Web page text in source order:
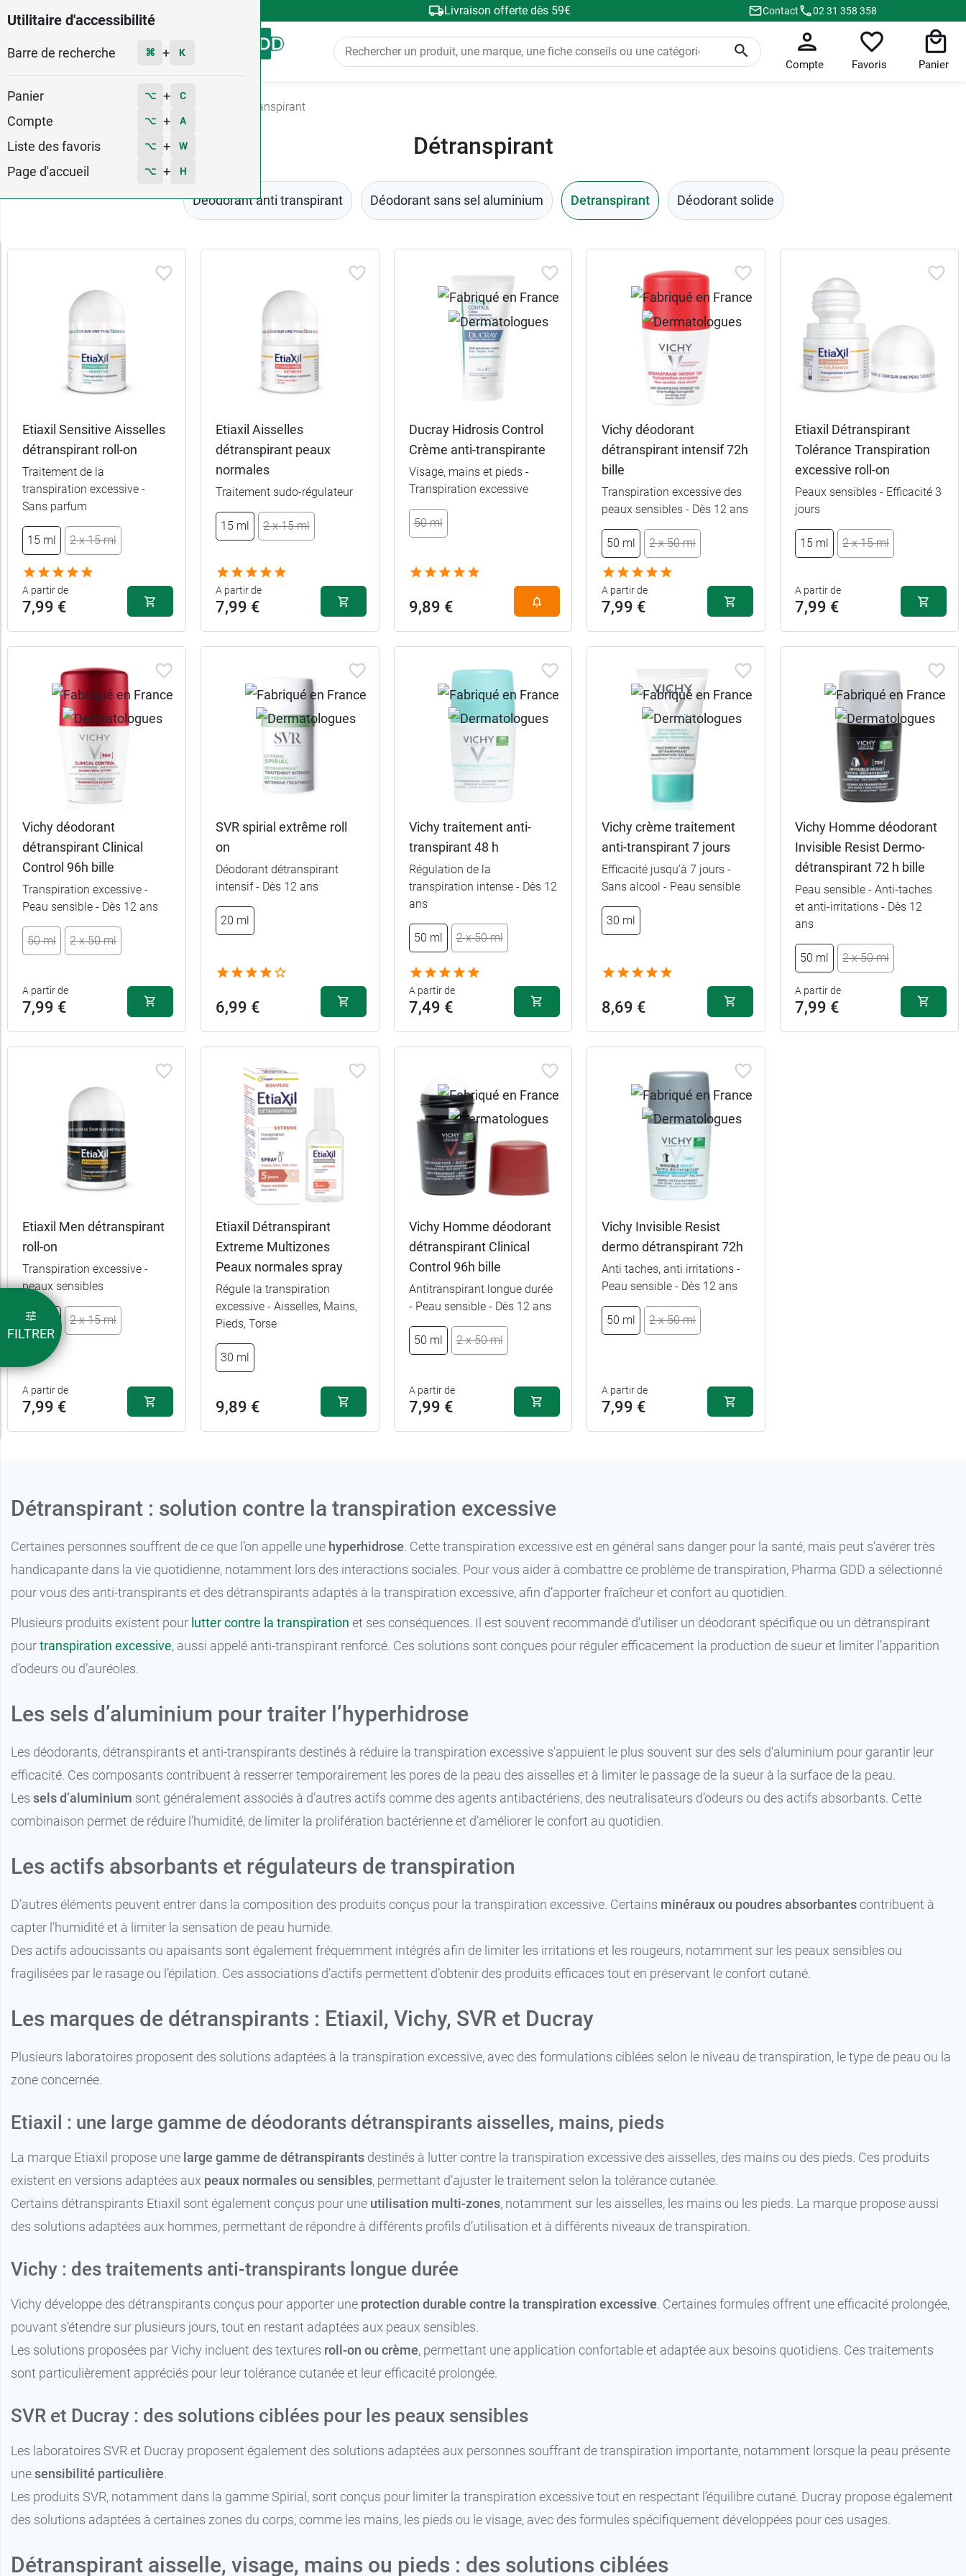
Utilitaire d'accessibilité
Barre de recherche ⌘ + K
Panier ⌥ + C
Compte ⌥ + A
Liste des favoris ⌥ + W
Page d'accueil ⌥ + H
Livraison offerte dès 59€ Contact 02 31 358 358
Menu
Compte Favoris Panier
Detranspirant
Détranspirant
Déodorant anti transpirant Déodorant sans sel aluminium Detranspirant Déodorant solide
Par défaut
Gamme
Marques
Fabriqué
France
Recommandé
Sexe
FILTRER
Etiaxil Sensitive Aisselles
détranspirant roll-on
Traitement de la
transpiration excessive -
Sans parfum
15 ml 2 x 15 ml
A partir de
7,99 €
2 x 15 ml 15,99 €
Etiaxil Aisselles
détranspirant peaux
normales
Traitement sudo-régulateur
15 ml 2 x 15 ml
A partir de
7,99 €
15 ml
Ducray Hidrosis Control
Crème anti-transpirante
Visage, mains et pieds -
Transpiration excessive
50 ml
9,89 €
Vichy déodorant
détranspirant intensif 72h
bille
Transpiration excessive des
peaux sensibles - Dès 12 ans
50 ml 2 x 50 ml
A partir de
7,99 €
50 ml
Etiaxil Détranspirant
Tolérance Transpiration
excessive roll-on
Peaux sensibles - Efficacité 3
jours
15 ml 2 x 15 ml
A partir de
7,99 €
2 x 15 ml 15,99 €
Vichy déodorant
détranspirant Clinical
Control 96h bille
Transpiration excessive -
Peau sensible - Dès 12 ans
50 ml 2 x 50 ml
A partir de
7,99 €
50 ml 7,99 €
2 x 50 ml
SVR spirial extrême roll
on
Déodorant détranspirant
intensif - Dès 12 ans
20 ml
6,99 €
Vichy traitement anti-
transpirant 48 h
Régulation de la
transpiration intense - Dès 12
ans
50 ml 2 x 50 ml
A partir de
7,49 €
2 x 50 ml 12,99 €
Vichy crème traitement
anti-transpirant 7 jours
Efficacité jusqu’à 7 jours -
Sans alcool - Peau sensible
30 ml
8,69 €
Vichy Homme déodorant
Invisible Resist Dermo-
détranspirant 72 h bille
Peau sensible - Anti-taches
et anti-irritations - Dès 12
ans
50 ml 2 x 50 ml
A partir de
7,99 €
Etiaxil Men détranspirant
roll-on
Transpiration excessive -
peaux sensibles
15 ml 2 x 15 ml
A partir de
7,99 €
15 ml 7,99 €
2 x 15 ml 15,99 €
Etiaxil Détranspirant
Extreme Multizones
Peaux normales spray
Régule la transpiration
excessive - Aisselles, Mains,
Pieds, Torse
30 ml
9,89 €
Vichy Homme déodorant
détranspirant Clinical
Control 96h bille
Antitranspirant longue durée
- Peau sensible - Dès 12 ans
50 ml 2 x 50 ml
A partir de
7,99 €
50 ml
2 x 50 ml 15,99 €
Vichy Invisible Resist
dermo détranspirant 72h
Anti taches, anti irritations -
Peau sensible - Dès 12 ans
50 ml 2 x 50 ml
A partir de
7,99 €
2 x 50 ml 15,99 €
Détranspirant : solution contre la transpiration excessive
Certaines personnes souffrent de ce que l’on appelle une hyperhidrose. Cette transpiration excessive est en général sans danger pour la santé, mais peut s’avérer très
handicapante dans la vie quotidienne, notamment lors des interactions sociales. Pour vous aider à combattre ce problème de transpiration, Pharma GDD a sélectionné
pour vous des anti-transpirants et des détranspirants adaptés à la transpiration excessive, afin d’apporter fraîcheur et confort au quotidien.
Plusieurs produits existent pour lutter contre la transpiration et ses conséquences. Il est souvent recommandé d’utiliser un déodorant spécifique ou un détranspirant
pourtranspiration excessive, aussi appelé anti-transpirant renforcé. Ces solutions sont conçues pour réguler efficacement la production de sueur et limiter l’apparition
d’odeurs ou d’auréoles.
Les sels d’aluminium pour traiter l’hyperhidrose
Les déodorants, détranspirants et anti-transpirants destinés à réduire la transpiration excessive s’appuient le plus souvent sur des sels d’aluminium pour garantir leur
efficacité. Ces composants contribuent à resserrer temporairement les pores de la peau des aisselles et à limiter le passage de la sueur à la surface de la peau.
Les sels d’aluminium sont généralement associés à d’autres actifs comme des agents antibactériens, des neutralisateurs d’odeurs ou des actifs absorbants. Cette
combinaison permet de réduire l’humidité, de limiter la prolifération bactérienne et d’améliorer le confort au quotidien.
Les actifs absorbants et régulateurs de transpiration
D’autres éléments peuvent entrer dans la composition des produits conçus pour la transpiration excessive. Certains minéraux ou poudres absorbantes contribuent à
capter l’humidité et à limiter la sensation de peau humide.
Des actifs adoucissants ou apaisants sont également fréquemment intégrés afin de limiter les irritations et les rougeurs, notamment sur les peaux sensibles ou
fragilisées par le rasage ou l’épilation. Ces associations d’actifs permettent d’obtenir des produits efficaces tout en préservant le confort cutané.
Les marques de détranspirants : Etiaxil, Vichy, SVR et Ducray
Plusieurs laboratoires proposent des solutions adaptées à la transpiration excessive, avec des formulations ciblées selon le niveau de transpiration, le type de peau ou la
zone concernée.
Etiaxil : une large gamme de déodorants détranspirants aisselles, mains, pieds
La marque Etiaxil propose une large gamme de détranspirants destinés à lutter contre la transpiration excessive des aisselles, des mains ou des pieds. Ces produits
existent en versions adaptées aux peaux normales ou sensibles, permettant d’ajuster le traitement selon la tolérance cutanée.
Certains détranspirants Etiaxil sont également conçus pour une utilisation multi-zones, notamment sur les aisselles, les mains ou les pieds. La marque propose aussi
des solutions adaptées aux hommes, permettant de répondre à différents profils d’utilisation et à différents niveaux de transpiration.
Vichy : des traitements anti-transpirants longue durée
Vichy développe des détranspirants conçus pour apporter une protection durable contre la transpiration excessive. Certaines formules offrent une efficacité prolongée,
pouvant s’étendre sur plusieurs jours, tout en restant adaptées aux peaux sensibles.
Les solutions proposées par Vichy incluent des textures roll-on ou crème, permettant une application confortable et adaptée aux besoins quotidiens. Ces traitements
sont particulièrement appréciés pour leur tolérance cutanée et leur efficacité prolongée.
SVR et Ducray : des solutions ciblées pour les peaux sensibles
Les laboratoires SVR et Ducray proposent également des solutions adaptées aux personnes souffrant de transpiration importante, notamment lorsque la peau présente
unesensibilité particulière.
Les produits SVR, notamment dans la gamme Spirial, sont conçus pour limiter la transpiration excessive tout en respectant l’équilibre cutané. Ducray propose également
des solutions adaptées à certaines zones du corps, comme les mains, les pieds ou le visage, avec des formules spécifiquement développées pour ces usages.
Détranspirant aisselle, visage, mains ou pieds : des solutions ciblées